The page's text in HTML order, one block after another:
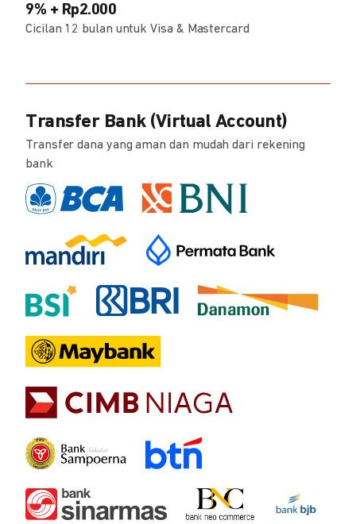
9% + Rp2.000
Cicilan 12 bulan untuk Visa & Mastercard
Transfer Bank (Virtual Account)
Transfer dana yang aman dan mudah dari rekening
bank